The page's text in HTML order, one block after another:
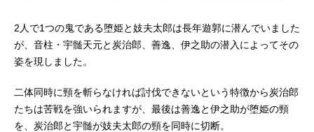
2人で1つの鬼である堕姫と妓夫太郎は長年遊郭に潜んでいました
が、音柱・宇髄天元と炭治郎、善逸、伊之助の潜入によってその
姿を現しました。
二体同時に頸を斬らなければ討伐できないという特徴から炭治郎
たちは苦戦を強いられますが、最後は善逸と伊之助が堕姫の頸
を、炭治郎と宇髄が妓夫太郎の頸を同時に切断。